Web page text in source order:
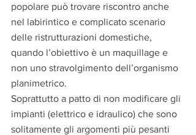
popolare può trovare riscontro anche
nel labirintico e complicato scenario
delle ristrutturazioni domestiche,
quando l’obiettivo è un maquillage e
non uno stravolgimento dell’organismo
planimetrico.
Soprattutto a patto di non modificare gli
impianti (elettrico e idraulico) che sono
solitamente gli argomenti più pesanti